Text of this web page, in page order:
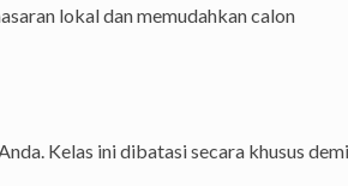
lokal dan memudahkan calon
Kelas ini dibatasi secara khusus demi